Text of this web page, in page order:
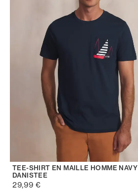
TEE-SHIRT EN MAILLE HOMME NAVY
DANISTEE
29,99 €